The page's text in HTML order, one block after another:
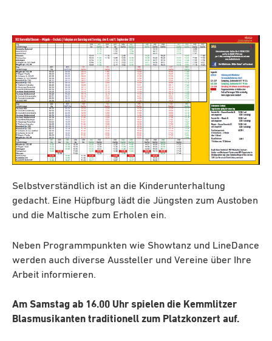
Selbstverständlich ist an die Kinderunterhaltung
gedacht. Eine Hüpfburg lädt die Jüngsten zum Austoben
und die Maltische zum Erholen ein.
Neben Programmpunkten wie Showtanz und LineDance
werden auch diverse Aussteller und Vereine über Ihre
Arbeit informieren.
Am Samstag ab 16.00 Uhr spielen die Kemmlitzer
Blasmusikanten traditionell zum Platzkonzert auf.